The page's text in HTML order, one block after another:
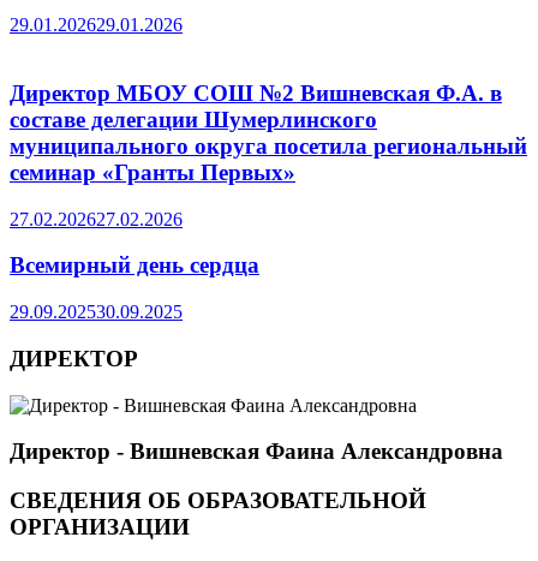
29.01.202629.01.2026
Директор МБОУ СОШ №2 Вишневская Ф.А. в
составе делегации Шумерлинского
муниципального округа посетила региональный
семинар «Гранты Первых»
27.02.202627.02.2026
Всемирный день сердца
29.09.202530.09.2025
ДИРЕКТОР
Директор - Вишневская Фаина Александровна
СВЕДЕНИЯ ОБ ОБРАЗОВАТЕЛЬНОЙ
ОРГАНИЗАЦИИ